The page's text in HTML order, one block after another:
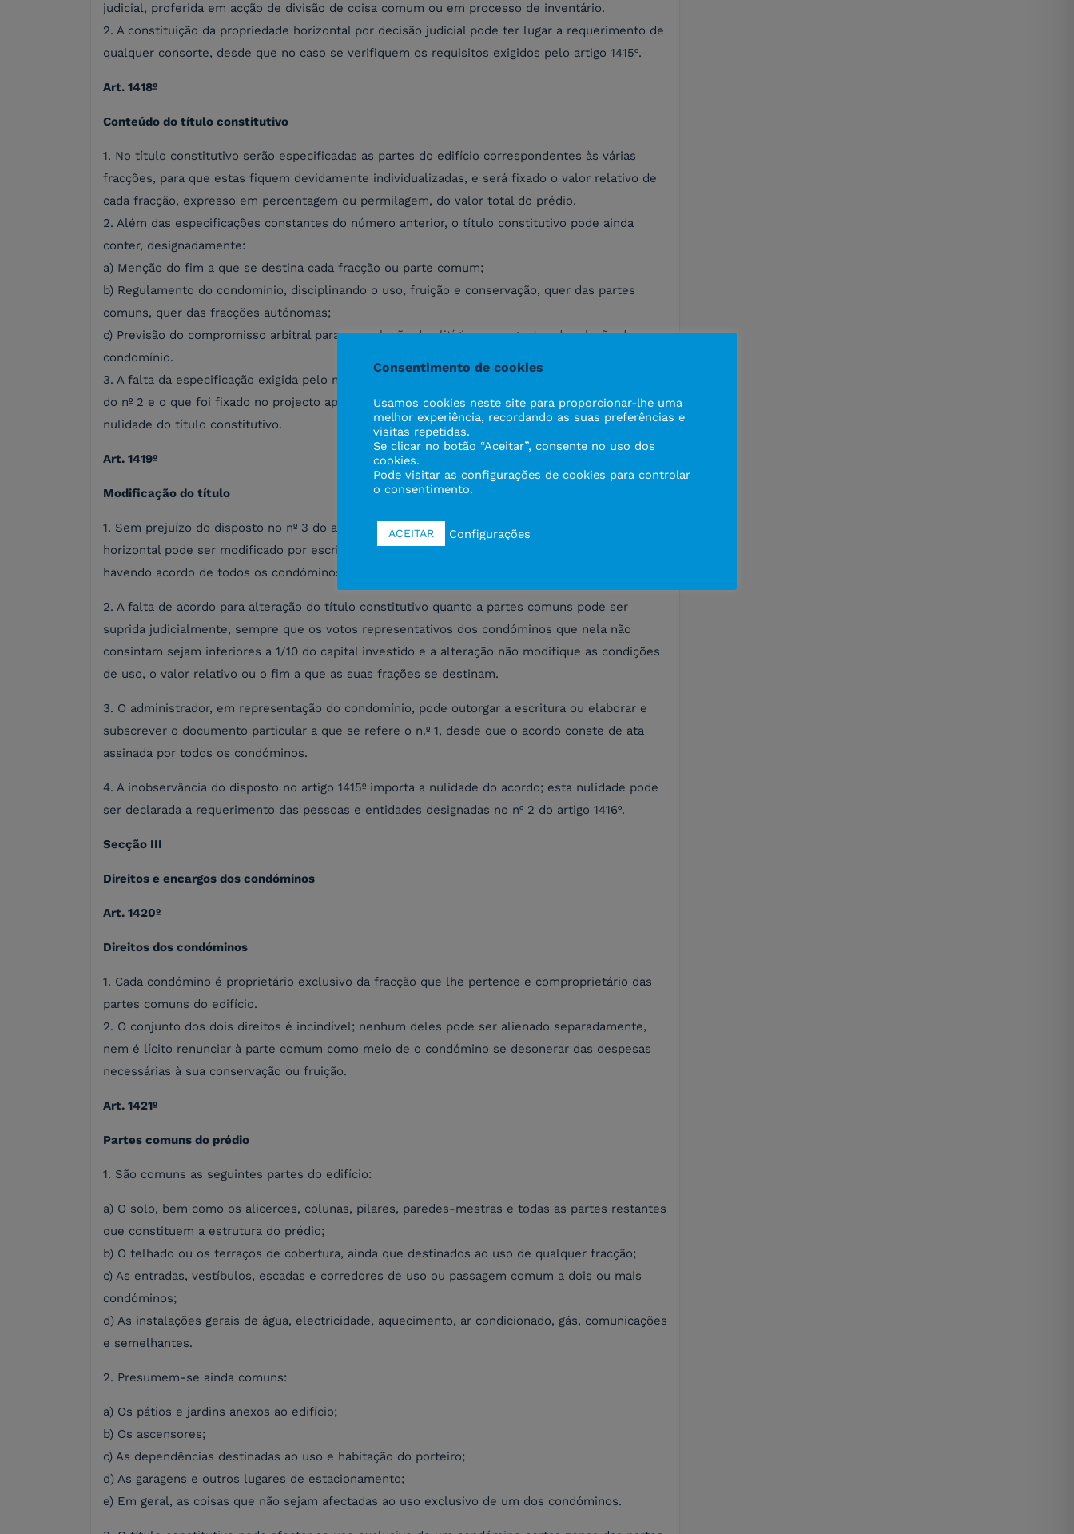
judicial, proferida em acção de divisão de coisa comum ou em processo de inventário.
2. A constituição da propriedade horizontal por decisão judicial pode ter lugar a requerimento de
qualquer consorte, desde que no caso se verifiquem os requisitos exigidos pelo artigo 1415º.
Art. 1418º
Conteúdo do título constitutivo
1. No título constitutivo serão especificadas as partes do edifício correspondentes às várias
fracções, para que estas fiquem devidamente individualizadas, e será fixado o valor relativo de
cada fracção, expresso em percentagem ou permilagem, do valor total do prédio.
2. Além das especificações constantes do número anterior, o título constitutivo pode ainda
conter, designadamente:
a) Menção do fim a que se destina cada fracção ou parte comum;
b) Regulamento do condomínio, disciplinando o uso, fruição e conservação, quer das partes
comuns, quer das fracções autónomas;
c) Previsão do compromisso arbitral para a resolução dos litígios emergentes da relação de
condomínio.
3. A falta da especificação exigida pelo nº 1 e a não coincidência entre o fim referido na alínea a)
do nº 2 e o que foi fixado no projecto aprovado pela entidade pública competente determinam a
nulidade do título constitutivo.
Art. 1419º
Modificação do título
1. Sem prejuízo do disposto no nº 3 do artigo 1422º-A, o título constitutivo da propriedade
horizontal pode ser modificado por escritura pública ou por documento particular autenticado,
havendo acordo de todos os condóminos.
2. A falta de acordo para alteração do título constitutivo quanto a partes comuns pode ser
suprida judicialmente, sempre que os votos representativos dos condóminos que nela não
consintam sejam inferiores a 1/10 do capital investido e a alteração não modifique as condições
de uso, o valor relativo ou o fim a que as suas frações se destinam.
3. O administrador, em representação do condomínio, pode outorgar a escritura ou elaborar e
subscrever o documento particular a que se refere o n.º 1, desde que o acordo conste de ata
assinada por todos os condóminos.
4. A inobservância do disposto no artigo 1415º importa a nulidade do acordo; esta nulidade pode
ser declarada a requerimento das pessoas e entidades designadas no nº 2 do artigo 1416º.
Secção III
Direitos e encargos dos condóminos
Art. 1420º
Direitos dos condóminos
1. Cada condómino é proprietário exclusivo da fracção que lhe pertence e comproprietário das
partes comuns do edifício.
2. O conjunto dos dois direitos é incindível; nenhum deles pode ser alienado separadamente,
nem é lícito renunciar à parte comum como meio de o condómino se desonerar das despesas
necessárias à sua conservação ou fruição.
Art. 1421º
Partes comuns do prédio
1. São comuns as seguintes partes do edifício:
a) O solo, bem como os alicerces, colunas, pilares, paredes-mestras e todas as partes restantes
que constituem a estrutura do prédio;
b) O telhado ou os terraços de cobertura, ainda que destinados ao uso de qualquer fracção;
c) As entradas, vestíbulos, escadas e corredores de uso ou passagem comum a dois ou mais
condóminos;
d) As instalações gerais de água, electricidade, aquecimento, ar condicionado, gás, comunicações
e semelhantes.
2. Presumem-se ainda comuns:
a) Os pátios e jardins anexos ao edifício;
b) Os ascensores;
c) As dependências destinadas ao uso e habitação do porteiro;
d) As garagens e outros lugares de estacionamento;
e) Em geral, as coisas que não sejam afectadas ao uso exclusivo de um dos condóminos.
Consentimento de cookies
Usamos cookies neste site para proporcionar-lhe uma
melhor experiência, recordando as suas preferências e
visitas repetidas.
Se clicar no botão “Aceitar”, consente no uso dos
cookies.
Pode visitar as configurações de cookies para controlar
o consentimento.
ACEITAR Configurações